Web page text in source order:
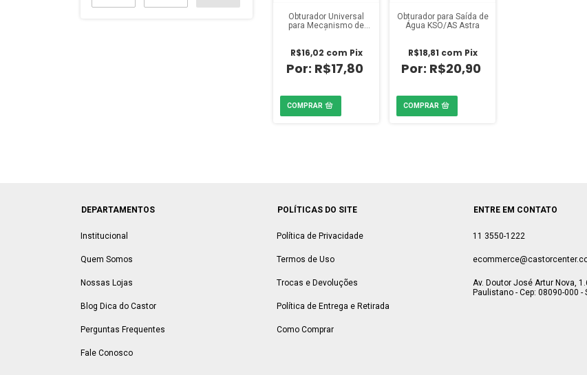
Obturador Universal
para Mecanismo de
R$17,80
R$16,02 com Pix
Obturador para Saída de
Água KSO/AS Astra
R$20,90
R$18,81 com Pix
DEPARTAMENTOS
Institucional
Quem Somos
Nossas Lojas
Blog Dica do Castor
Perguntas Frequentes
Fale Conosco
POLÍTICAS DO SITE
Política de Privacidade
Termos de Uso
Trocas e Devoluções
Política de Entrega e Retirada
Como Comprar
ENTRE EM CONTATO
11 3550-1222
Av. Doutor José Artur Nova,
Paulistano - Cep: 08090-000 -